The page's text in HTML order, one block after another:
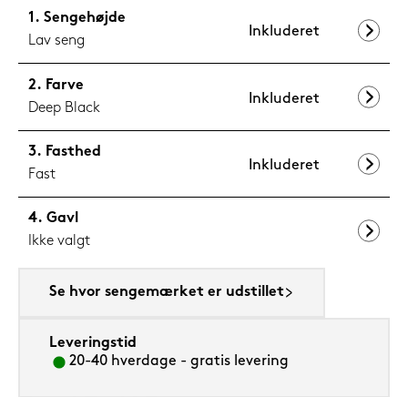
Sengehøjde
Lav seng
Inkluderet
Farve
Deep Black
Inkluderet
Fasthed
Fast
Inkluderet
Gavl
Ikke valgt
Se hvor sengemærket er udstillet
Leveringstid
20-40 hverdage - gratis levering